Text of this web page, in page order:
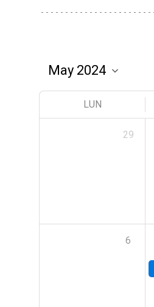
LUN
29
6